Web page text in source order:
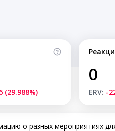
(29.988%)
0
ERV: -
о разных мероприятиях